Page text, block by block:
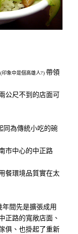
(印象中是個高雄人?) 帶領
公尺不到的店面可
同為傳統小吃的碗
市中心的中正路
餐環境品質實在太
間先是擴張成用
正路的寬敞店面、
俱、也掛起了重新